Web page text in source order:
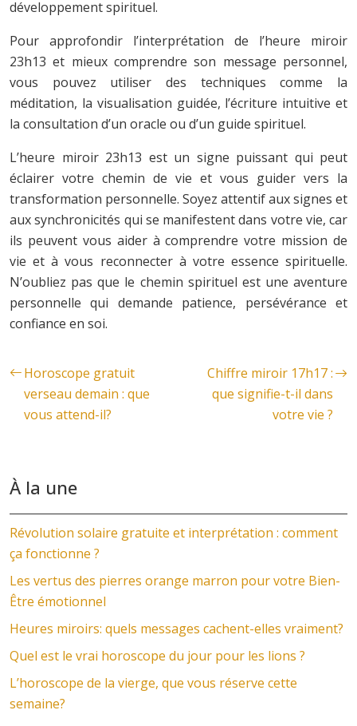
développement spirituel.
Pour approfondir l’interprétation de l’heure miroir
23h13 et mieux comprendre son message personnel,
vous pouvez utiliser des techniques comme la
méditation, la visualisation guidée, l’écriture intuitive et
la consultation d’un oracle ou d’un guide spirituel.
L’heure miroir 23h13 est un signe puissant qui peut
éclairer votre chemin de vie et vous guider vers la
transformation personnelle. Soyez attentif aux signes et
aux synchronicités qui se manifestent dans votre vie, car
ils peuvent vous aider à comprendre votre mission de
vie et à vous reconnecter à votre essence spirituelle.
N’oubliez pas que le chemin spirituel est une aventure
personnelle qui demande patience, persévérance et
confiance en soi.
Horoscope gratuit
verseau demain : que
vous attend-il?
Chiffre miroir 17h17 :
que signifie-t-il dans
votre vie ?
À la une
Révolution solaire gratuite et interprétation : comment
ça fonctionne ?
Les vertus des pierres orange marron pour votre Bien-
Être émotionnel
Heures miroirs: quels messages cachent-elles vraiment?
Quel est le vrai horoscope du jour pour les lions ?
L’horoscope de la vierge, que vous réserve cette
semaine?